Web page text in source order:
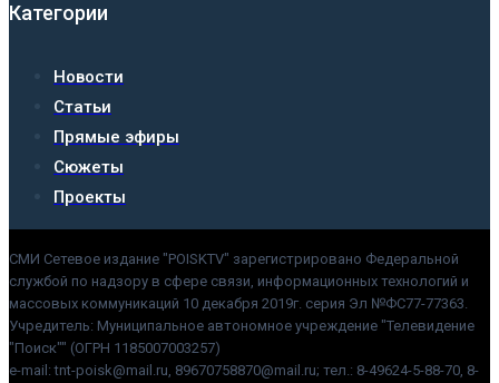
Категории
Новости
Статьи
Прямые эфиры
Сюжеты
Проекты
СМИ Сетевое издание "POISKTV" зарегистрировано Федеральной
службой по надзору в сфере связи, информационных технологий и
массовых коммуникаций 10 декабря 2019г. серия Эл №ФС77-77363.
Учредитель: Муниципальное автономное учреждение "Телевидение
"Поиск"" (ОГРН 1185007003257)
e-mail: tnt-poisk@mail.ru, 89670758870@mail.ru; тел.: 8-49624-5-88-70, 8-